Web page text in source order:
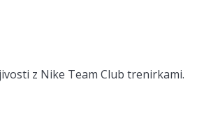
z Nike Team Club trenirkami.